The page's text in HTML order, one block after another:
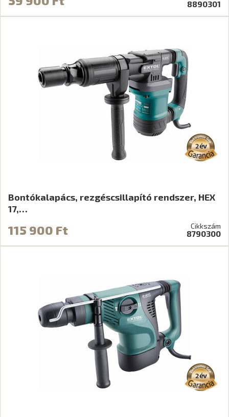
8890301
Bontókalapács, rezgéscsillapító rendszer, HEX
17,…
115 900 Ft Cikkszám
8790300